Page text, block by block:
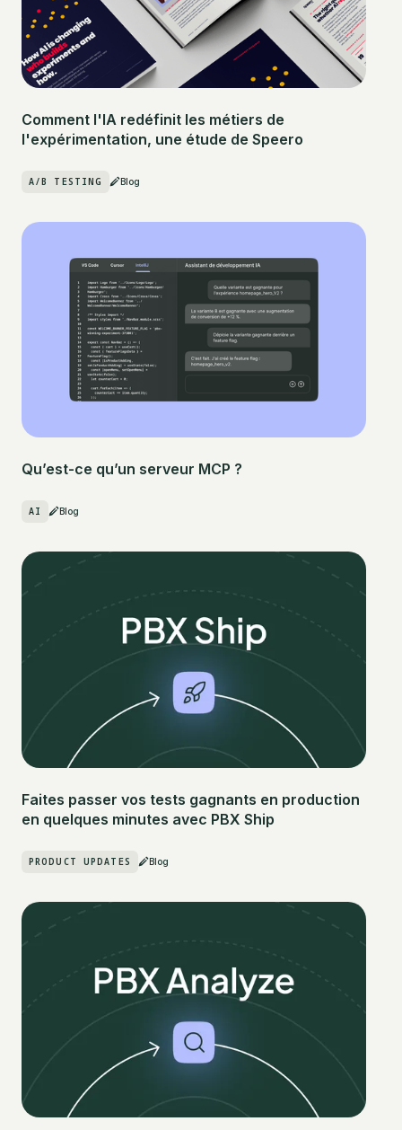
Comment l'IA redéfinit les métiers de
l'expérimentation, une étude de Speero
A/B TESTING Blog
Qu’est-ce qu’un serveur MCP ?
AI Blog
Faites passer vos tests gagnants en production
en quelques minutes avec PBX Ship
PRODUCT UPDATES Blog